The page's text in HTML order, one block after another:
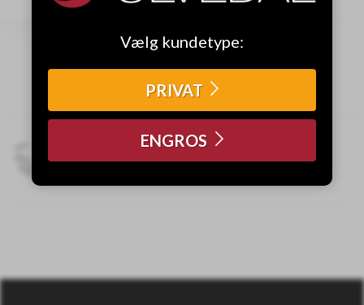
Bestil inden onsdag og få dine
varer til weekenden!
Vælg kundetype:
PRIVAT
ENGROS